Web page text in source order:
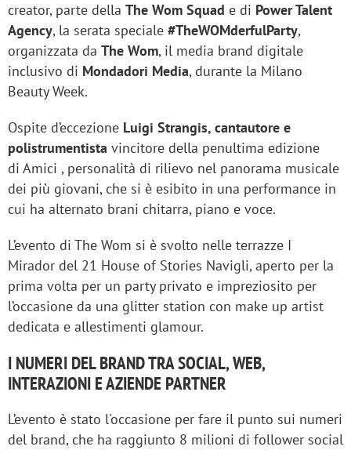
creator, parte della The Wom Squad e di Power Talent
Agency, la serata speciale #TheWOMderfulParty,
organizzata da The Wom, il media brand digitale
inclusivo di Mondadori Media, durante la Milano
Beauty Week.
Ospite d’eccezione Luigi Strangis, cantautore e
polistrumentista vincitore della penultima edizione
di Amici , personalità di rilievo nel panorama musicale
dei più giovani, che si è esibito in una performance in
cui ha alternato brani chitarra, piano e voce.
L’evento di The Wom si è svolto nelle terrazze I
Mirador del 21 House of Stories Navigli, aperto per la
prima volta per un party privato e impreziosito per
l’occasione da una glitter station con make up artist
dedicata e allestimenti glamour.
I NUMERI DEL BRAND TRA SOCIAL, WEB,
INTERAZIONI E AZIENDE PARTNER
L’evento è stato l'occasione per fare il punto sui numeri
del brand, che ha raggiunto 8 milioni di follower social